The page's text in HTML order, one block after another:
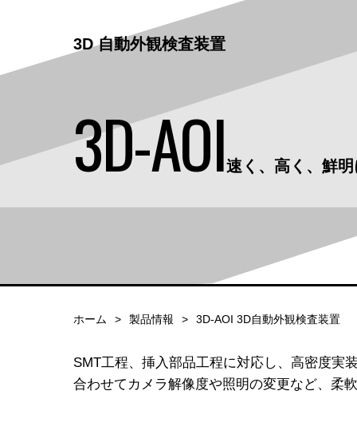
3D 自動外観検査装置
3D-AOI速く、高く、鮮
ホーム 製品情報 3D-AOI 3D自動外観検査装置
SMT工程、挿入部品工程に対応し、高密度実
合わせてカメラ解像度や照明の変更など、柔